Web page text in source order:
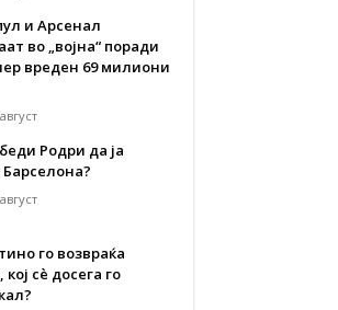
и Арсенал
во „војна“ поради
вреден 69 милиони
Родри да ја
го возвраќа
сè досега го